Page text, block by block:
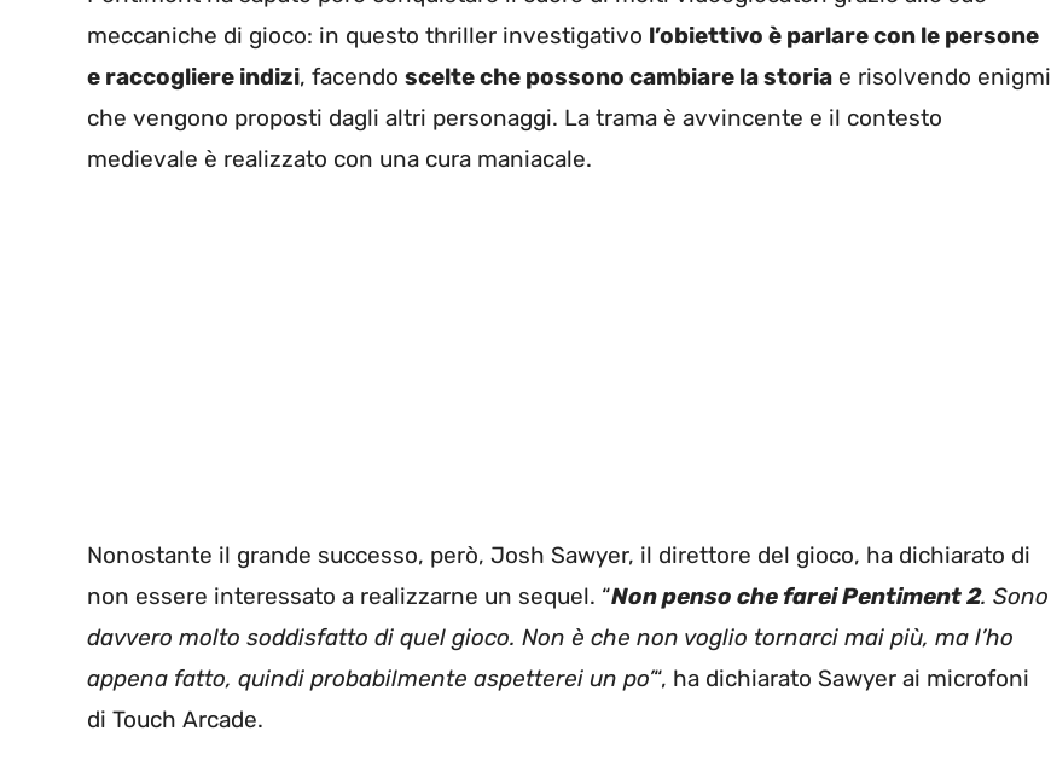
meccaniche di gioco: in questo thriller investigativo l’obiettivo è parlare con le persone
e raccogliere indizi, facendo scelte che possono cambiare la storia e risolvendo enigmi
che vengono proposti dagli altri personaggi. La trama è avvincente e il contesto
medievale è realizzato con una cura maniacale.
Nonostante il grande successo, però, Josh Sawyer, il direttore del gioco, ha dichiarato di
non essere interessato a realizzarne un sequel. “Non penso che farei Pentiment 2. Sono
davvero molto soddisfatto di quel gioco. Non è che non voglio tornarci mai più, ma l’ho
appena fatto, quindi probabilmente aspetterei un po’“, ha dichiarato Sawyer ai microfoni
di Touch Arcade.